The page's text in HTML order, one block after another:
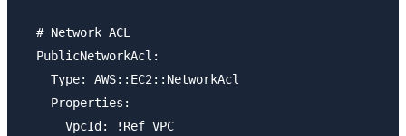
  # Network ACL
  PublicNetworkAcl:
    Type: AWS::EC2::NetworkAcl
    Properties:
      VpcId: !Ref VPC